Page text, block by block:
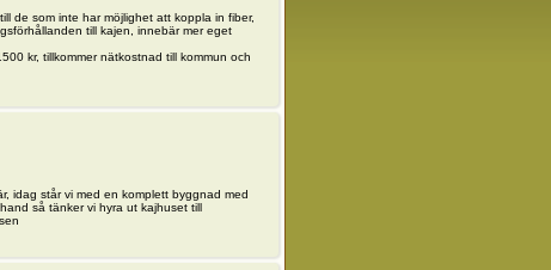
de som inte har möjlighet att koppla in fiber,
till kajen, innebär mer eget
kr, tillkommer nätkostnad till kommun och
idag står vi med en komplett byggnad med
så tänker vi hyra ut kajhuset till